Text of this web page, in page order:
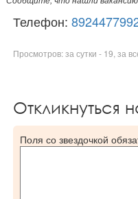
Телефон:
Просмотров: за сутки - 19, за
Откликнуться
Поля со звездочкой